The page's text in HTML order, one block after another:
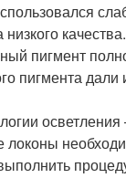
низкого
пигмент
пигмента
локоны